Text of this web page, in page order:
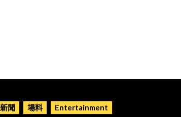
聞 場料 Entertainment